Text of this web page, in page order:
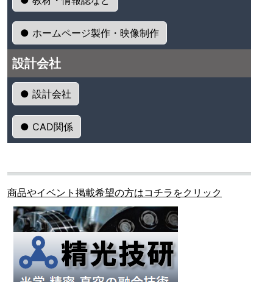
● ホームページ製作・映像制作
設計会社
● 設計会社
● CAD関係
商品やイベント掲載希望の方はコチラをクリック